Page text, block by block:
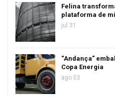
Felina
plataforma de
jul 31
“Andança”
Copa Energia
ago 03